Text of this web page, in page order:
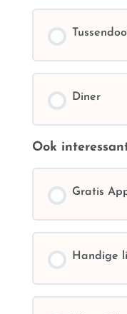
Diner
Ook
Gratis
Handige